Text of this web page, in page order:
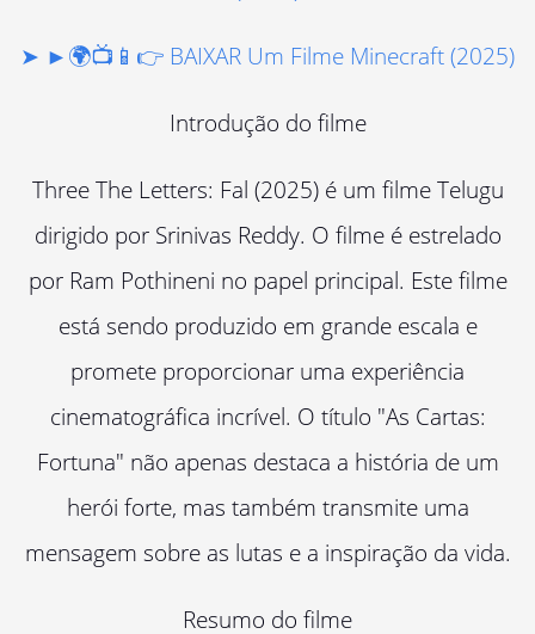
➤ ►🌍📺📱👉 BAIXAR Um Filme Minecraft (2025)
Introdução do filme
Three The Letters: Fal (2025) é um filme Telugu
dirigido por Srinivas Reddy. O filme é estrelado
por Ram Pothineni no papel principal. Este filme
está sendo produzido em grande escala e
promete proporcionar uma experiência
cinematográfica incrível. O título "As Cartas:
Fortuna" não apenas destaca a história de um
herói forte, mas também transmite uma
mensagem sobre as lutas e a inspiração da vida.
Resumo do filme